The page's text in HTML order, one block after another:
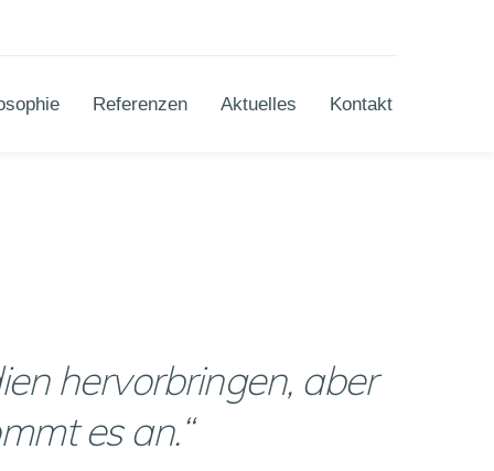
Referenzen Aktuelles Kontakt
hervorbringen, aber
es an.“